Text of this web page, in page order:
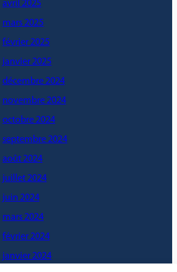
avril 2025
mars 2025
février 2025
janvier 2025
décembre 2024
novembre 2024
octobre 2024
septembre 2024
août 2024
juillet 2024
juin 2024
mars 2024
février 2024
janvier 2024